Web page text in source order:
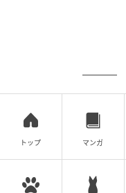
トップ マンガ